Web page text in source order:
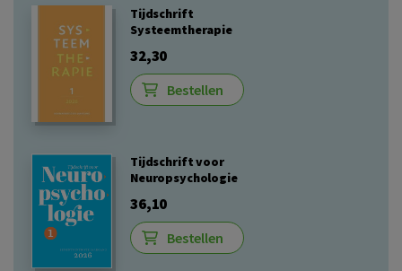
Tijdschrift
Systeemtherapie
32,30
Bestellen
Tijdschrift voor
Neuropsychologie
36,10
Bestellen